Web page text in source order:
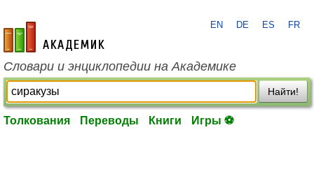
academic.ru
EN DE ES FR
Словари и энциклопедии на Академике
Найти!
Толкования Переводы Книги Игры ⚽